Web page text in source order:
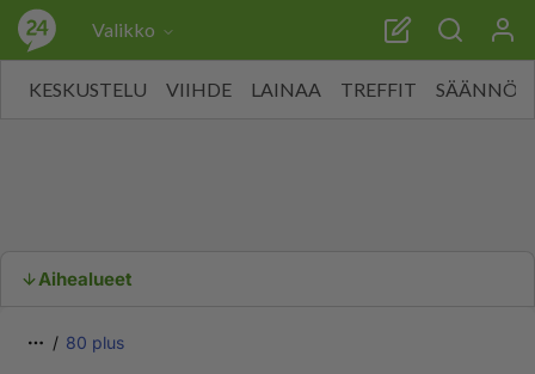
Valikko
KESKUSTELU VIIHDE LAINAA TREFFIT SÄÄNNÖT
Aihealueet
80 plus